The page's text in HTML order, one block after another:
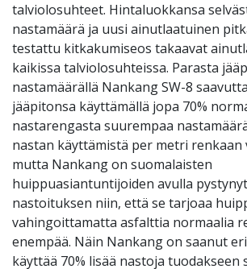
talviolosuhteet. Hintaluokkansa
nastamäärä ja uusi ainutlaatuinen
testattu kitkakumiseos takaavat
kaikissa talviolosuhteissa. Parasta
nastamäärällä Nankang SW-8
jääpitonsa käyttämällä jopa 70%
nastarengasta suurempaa
nastan käyttämistä per metri renkaan
mutta Nankang on suomalaisten
huippuasiantuntijoiden avulla
nastoituksen niin, että se tarjoaa
vahingoittamatta asfalttia normaalia
enempää. Näin Nankang on saanut
käyttää 70% lisää nastoja